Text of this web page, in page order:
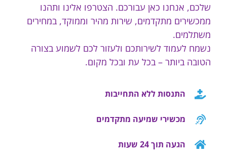
שלכם, אנחנו כאן עבורכם. הצטרפו אלינו ותהנו
ממכשירים מתקדמים, שירות מהיר וממוקד, במחירים
משתלמים.
נשמח לעמוד לשירותכם ולעזור לכם לשמוע בצורה
הטובה ביותר – בכל עת ובכל מקום.
התנסות ללא התחייבות
מכשירי שמיעה מתקדמים
הגעה תוך 24 שעות